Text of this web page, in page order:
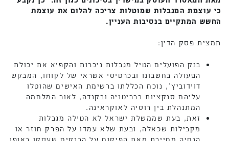
כי עוצמת המגבלות שמוטלות צריכה להלום את עוצמת
החשש המתקיים בנסיבות העניין.
תמצית פסק הדין:
בנק הפועלים הטיל מגבלות ניכרות והקפיא את יכולת
הפעולה בחשבונו ובכרטיסי אשראי של לקוחו, המבקש
דוידוביץ', נוכח הכללתו ברשימת האישים שהוטלו
עליהם סנקציות בבריטניה ובקנדה, לאור המלחמה
המתנהלת בין רוסיה לאוקראינה.
זאת, בעת שממשלת ישראל לא הטילה מגבלות
מקבילות שכאלה, ובעת שלא עמדו על הפרק חוזר או
הנחיה מחייבת מאת הפיקוח על הבנקים שעסקו באופן